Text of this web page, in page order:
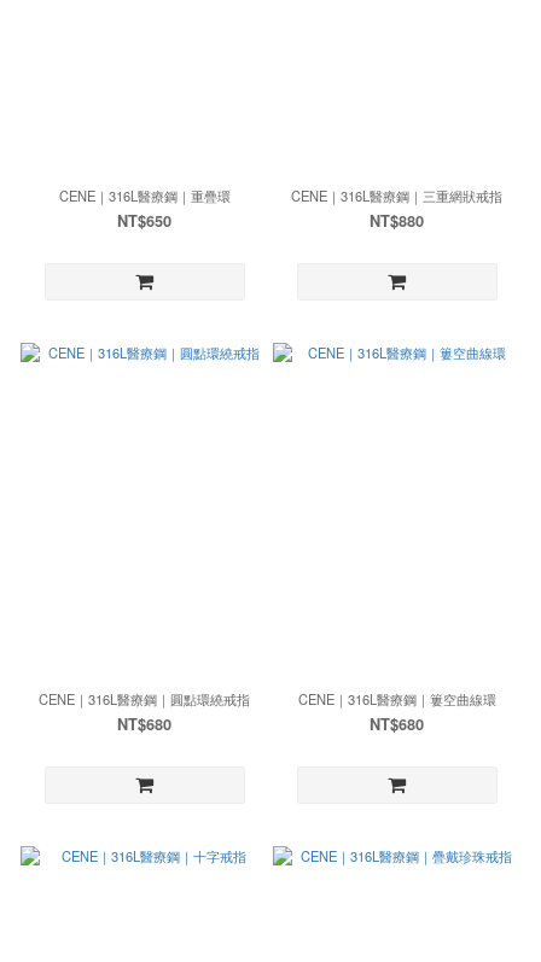
CENE｜316L醫療鋼｜重疊環
NT$650
CENE｜316L醫療鋼｜三重網狀戒指
NT$880
CENE｜316L醫療鋼｜圓點環繞戒指
NT$680
CENE｜316L醫療鋼｜簍空曲線環
NT$680